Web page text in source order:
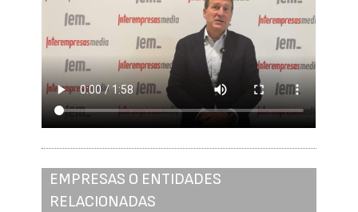
EMPRESAS O ENTIDADES
RELACIONADAS